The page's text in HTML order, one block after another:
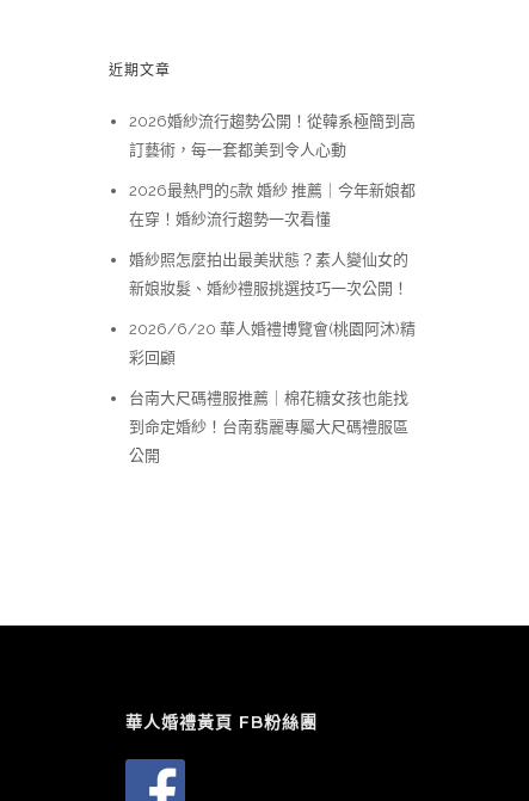
近期文章
2026婚紗流行趨勢公開！從韓系極簡到高
訂藝術，每一套都美到令人心動
2026最熱門的5款 婚紗 推薦｜今年新娘都
在穿！婚紗流行趨勢一次看懂
婚紗照怎麼拍出最美狀態？素人變仙女的
新娘妝髮、婚紗禮服挑選技巧一次公開！
2026/6/20 華人婚禮博覽會(桃園阿沐)精
彩回顧
台南大尺碼禮服推薦｜棉花糖女孩也能找
到命定婚紗！台南翡麗專屬大尺碼禮服區
公開
華人婚禮黃頁 FB粉絲團